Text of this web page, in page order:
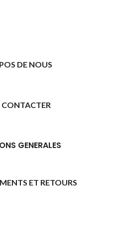
DE NOUS
GENERALES
ET RETOURS